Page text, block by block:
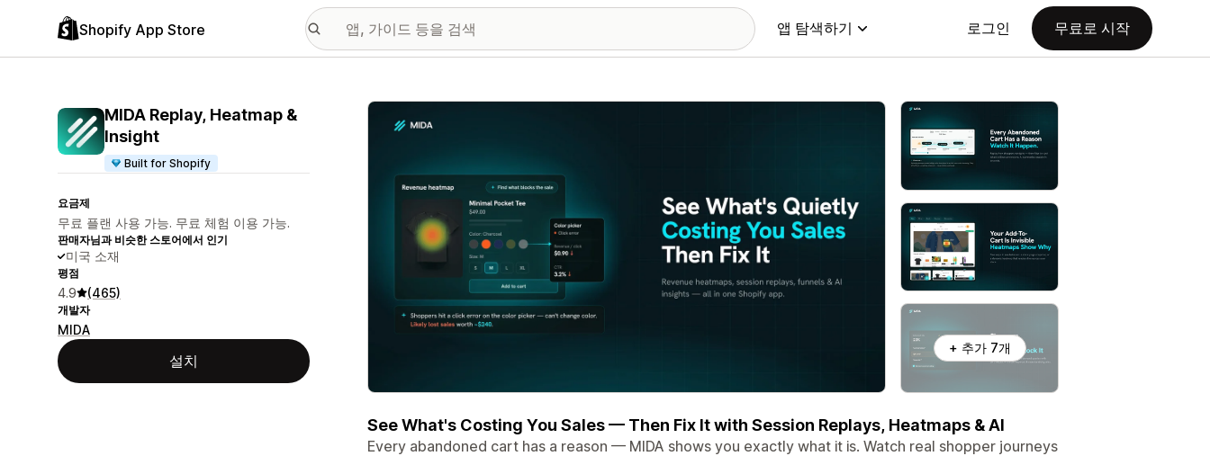
Shopify App Store 앱 탐색하기 로그인 무료로 시작
MIDA Replay, Heatmap &
Insight
Built for Shopify
요금제
무료 플랜 사용 가능. 무료 체험 이용 가능.
판매자님과 비슷한 스토어에서 인기
미국 소재
평점
4.9 (465)
개발자
MIDA
설치
추천 이미지 갤러리
+ 추가 7개
See What's Costing You Sales — Then Fix It with Session Replays, Heatmaps & AI
Every abandoned cart has a reason — MIDA shows you exactly what it is. Watch real shopper journeys